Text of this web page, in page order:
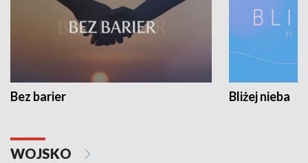
Bez barier Bliżej nieba
WOJSKO